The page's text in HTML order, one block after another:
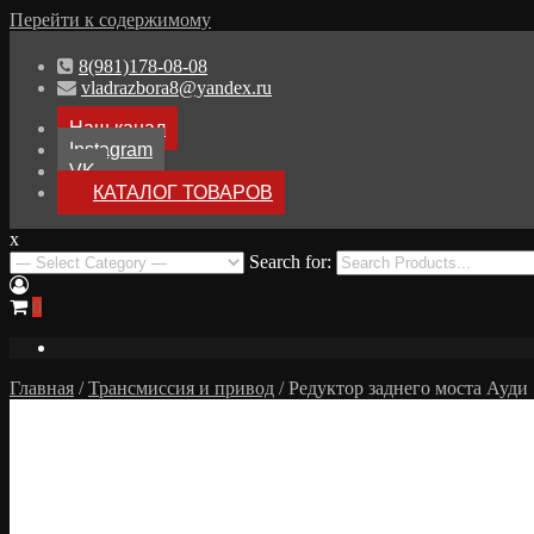
Перейти к содержимому
8(981)178-08-08
vladrazbora8@yandex.ru
Наш канал
Instagram
VK
КАТАЛОГ ТОВАРОВ
Разбор Ауди А8
Разборка Audi A8 D3
x
Search for:
0
Главная /Трансмиссия и привод / Редуктор заднего моста Ауди